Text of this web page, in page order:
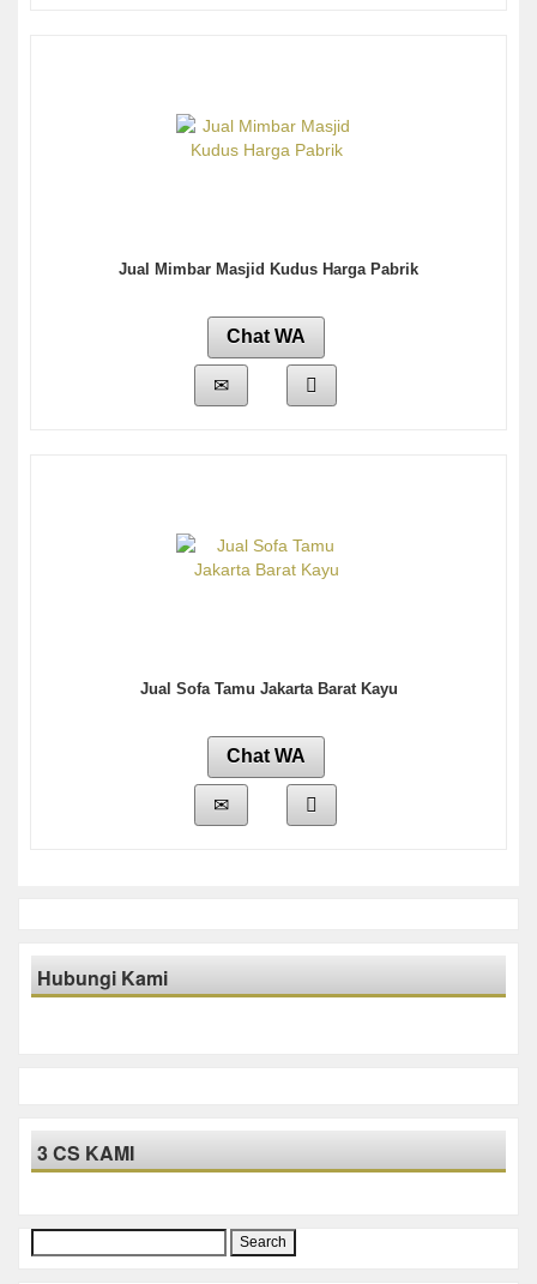
Jual Mimbar Masjid Kudus Harga Pabrik
Chat WA
Jual Sofa Tamu Jakarta Barat Kayu
Chat WA
Hubungi Kami
3 CS KAMI
for: